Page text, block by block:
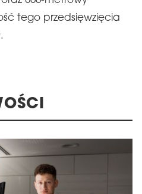
tego przedsięwzięcia